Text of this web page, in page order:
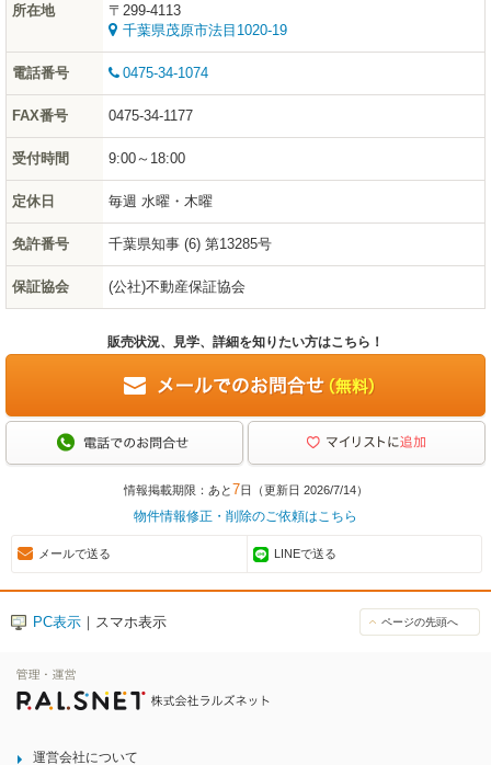
所在地
〒299-4113
千葉県茂原市法目1020-19
電話番号 0475-34-1074
FAX番号 0475-34-1177
受付時間 9:00～18:00
定休日 毎週 水曜・木曜
免許番号 千葉県知事 (6) 第13285号
保証協会 (公社)不動産保証協会
販売状況、見学、詳細を知りたい方はこちら！
情報掲載期限：あと7日（更新日 2026/7/14）
物件情報修正・削除のご依頼はこちら
メールで送る LINEで送る
PC表示 ｜スマホ表示 ページの先頭へ
運営会社について